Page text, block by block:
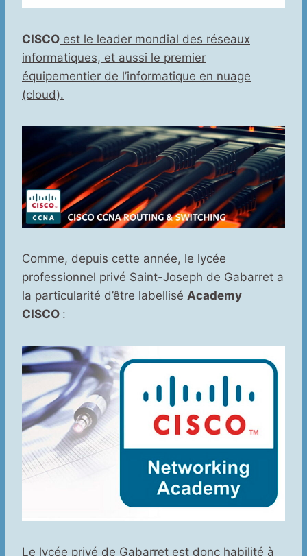
CISCO est le leader mondial des réseaux
informatiques, et aussi le premier
équipementier de l’informatique en nuage
(cloud).
Comme, depuis cette année, le lycée
professionnel privé Saint-Joseph de Gabarret a
la particularité d’être labellisé Academy
CISCO :
Le lycée privé de Gabarret est donc habilité à